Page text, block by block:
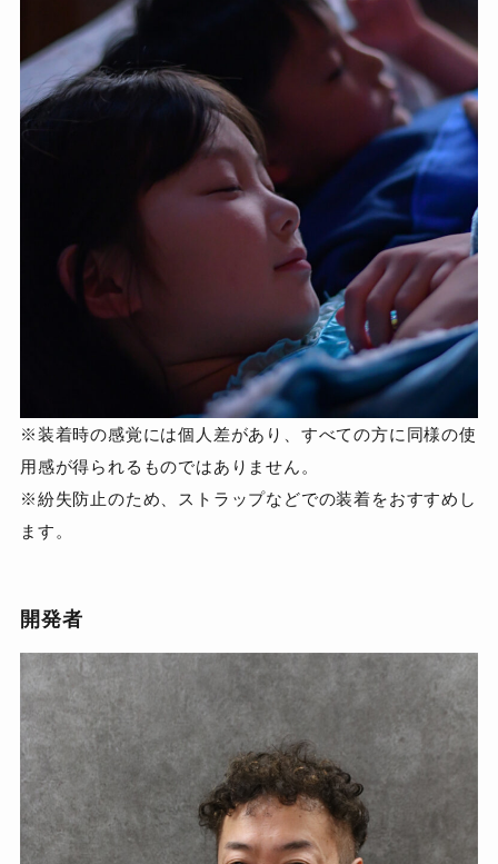
※装着時の感覚には個人差があり、すべての方に同様の使
用感が得られるものではありません。
※紛失防止のため、ストラップなどでの装着をおすすめし
ます。
開発者